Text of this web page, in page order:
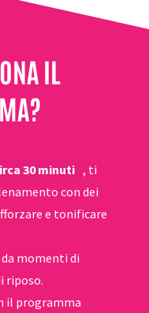
IL
30 minuti , ti
con dei
e tonificare
momenti di
riposo.
il programma